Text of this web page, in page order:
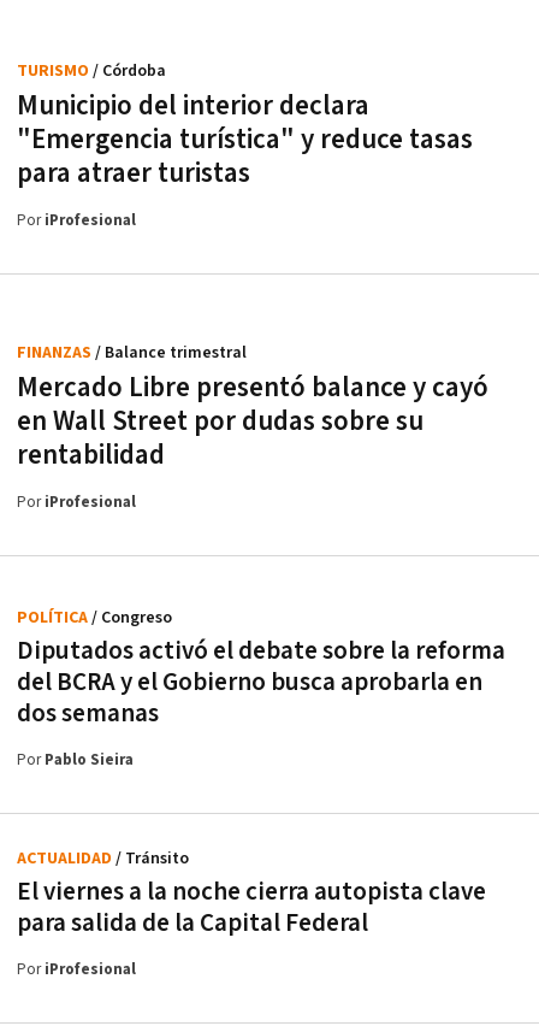
Municipio del interior declara
"Emergencia turística" y reduce tasas
para atraer turistas
TURISMO / Córdoba
PoriProfesional
Mercado Libre presentó balance y cayó
en Wall Street por dudas sobre su
rentabilidad
FINANZAS / Balance trimestral
PoriProfesional
Diputados activó el debate sobre la reforma
del BCRA y el Gobierno busca aprobarla en
dos semanas
POLÍTICA/ Congreso
PorPablo Sieira
El viernes a la noche cierra autopista clave
para salida de la Capital Federal
ACTUALIDAD / Tránsito
PoriProfesional